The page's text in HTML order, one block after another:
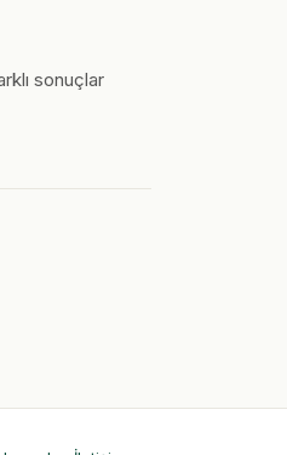
sonuçlar